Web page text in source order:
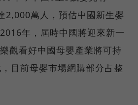
2,000萬人，預估中國新生嬰
年，屆時中國將迎來新一
觀看好中國母嬰產業將可持
目前母嬰市場網購部分占整